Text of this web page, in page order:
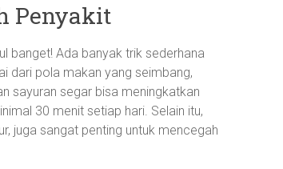
Penyakit
banget! Ada banyak trik sederhana
dari pola makan yang seimbang,
sayuran segar bisa meningkatkan
30 menit setiap hari. Selain itu,
juga sangat penting untuk mencegah